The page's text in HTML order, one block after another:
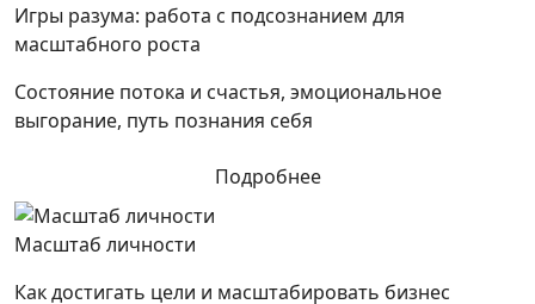
Игры разума: работа с подсознанием для
масштабного роста
Состояние потока и счастья, эмоциональное
выгорание, путь познания себя
Подробнее
Масштаб личности
Как достигать цели и масштабировать бизнес